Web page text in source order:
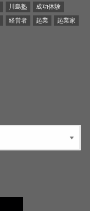
川島塾
成功体験
経営者 起業
起業家